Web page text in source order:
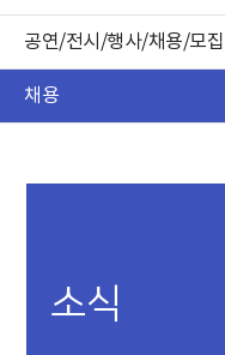
공연/전시/행사/채용/모집
채용
소식